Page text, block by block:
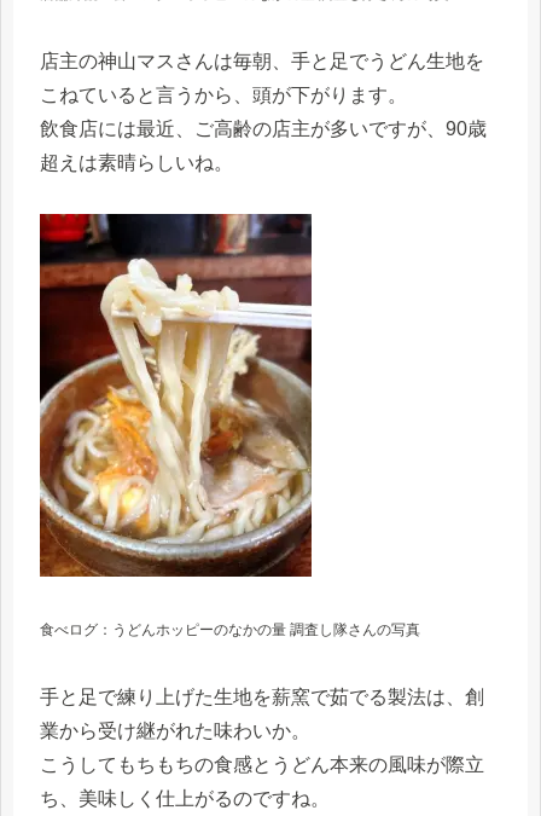
店主の神山マスさんは毎朝、手と足でうどん生地を
こねていると言うから、頭が下がります。
飲食店には最近、ご高齢の店主が多いですが、90歳
超えは素晴らしいね。
食べログ：うどんホッピーのなかの量 調査し隊さんの写真
手と足で練り上げた生地を薪窯で茹でる製法は、創
業から受け継がれた味わいか。
こうしてもちもちの食感とうどん本来の風味が際立
ち、美味しく仕上がるのですね。